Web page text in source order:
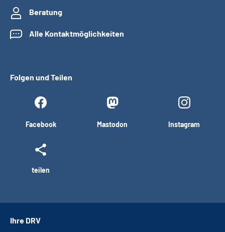
Beratung
Alle Kontaktmöglichkeiten
Folgen und Teilen
Facebook Mastodon Instagram
teilen
Ihre DRV